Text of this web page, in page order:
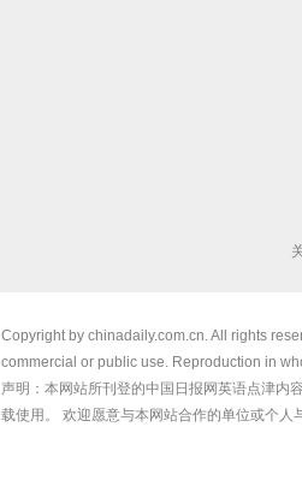
Copyright by chinadaily.com.cn. All rights
commercial or public use. Reproduction in
声明：本网站所刊登的中国日报网英语点津内
载使用。 欢迎愿意与本网站合作的单位或个人